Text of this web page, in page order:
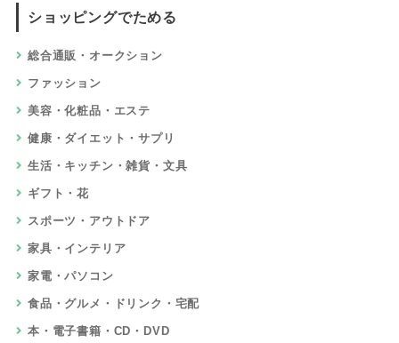
ショッピングでためる
総合通販・オークション
ファッション
美容・化粧品・エステ
健康・ダイエット・サプリ
生活・キッチン・雑貨・文具
ギフト・花
スポーツ・アウトドア
家具・インテリア
家電・パソコン
食品・グルメ・ドリンク・宅配
本・電子書籍・CD・DVD